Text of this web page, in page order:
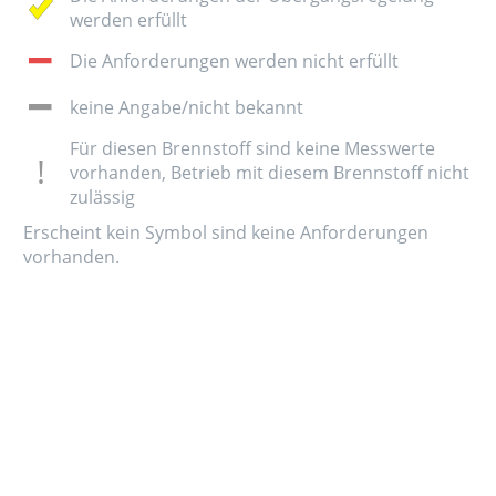
werden erfüllt
Die Anforderungen werden nicht erfüllt
keine Angabe/nicht bekannt
Für diesen Brennstoff sind keine Messwerte
vorhanden, Betrieb mit diesem Brennstoff nicht
zulässig
Erscheint kein Symbol sind keine Anforderungen
vorhanden.